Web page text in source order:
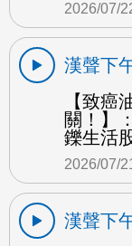
2026/07/
漢聲下
【致癌
關！】
鑠生活
2026/07/
漢聲下